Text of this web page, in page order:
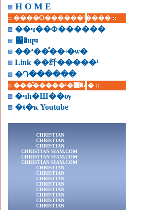
H O M E
:: ����Ѻ������¹���� ::
��ҹ��Ф������
͸�ɰҹ
��ª��ͤ��ʵ�ѡ�
Link ��纤�����¹
�Դ������
:: ���ͤ�����¹�͹�Ź� ::
�ҹһ�Ш��ѹ
�ŧ�ҡ Youtube
CHRISTIAN
CHRISTIAN
CHRISTIAN
CHRISTIAN SIAM.COM
CHRISTIAN SIAM.COM
CHRISTIAN SIAM.COM
CHRISTIAN
CHRISTIAN
CHRISTIAN
CHRISTIAN
CHRISTIAN
CHRISTIAN
CHRISTIAN
CHRISTIAN